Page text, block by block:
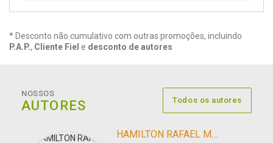
* Desconto não cumulativo com outras promoções, incluindo
P.A.P., Cliente Fiel e desconto de autores
NOSSOS
AUTORES Todos os autores
HAMILTON RAFAEL MARINS SCHWARTZ